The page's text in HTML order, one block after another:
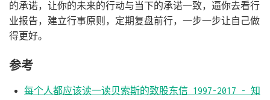
的承诺，让你的未来的行动与当下的承诺一致，逼你去看行
业报告，建立行事原则，定期复盘前行，一步一步让自己做
得更好。
参考
每个人都应该读一读贝索斯的致股东信 1997-2017 - 知